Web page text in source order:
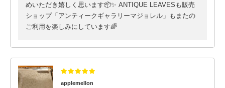
めいただき嬉しく思います📦✨ ANTIQUE LEAVESも販売
ショップ「アンティークギャラリーマジョレル」もまたの
ご利用を楽しみにしています🌈
applemellon